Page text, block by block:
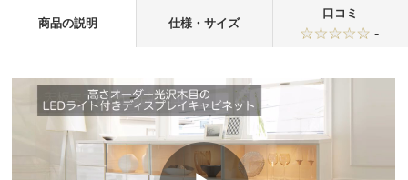
商品の説明 仕様・サイズ
口コミ
-